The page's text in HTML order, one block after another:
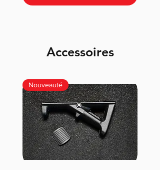
Accessoires
Nouveauté